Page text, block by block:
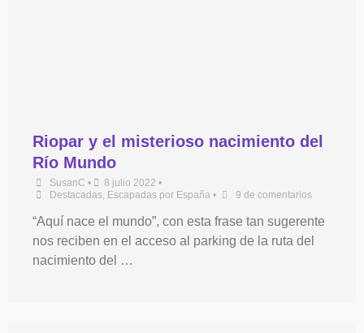
Riopar y el misterioso nacimiento del
Río Mundo
SusanC • 8 julio 2022 •
Destacadas, Escapadas por España • 9 de comentarios
“Aquí nace el mundo”, con esta frase tan sugerente
nos reciben en el acceso al parking de la ruta del
nacimiento del …